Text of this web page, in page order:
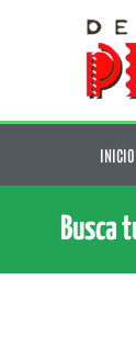
INICIO
Busca